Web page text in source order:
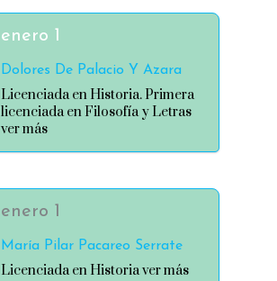
Dolores De Palacio Y Azara
enero 1
Licenciada en Historia. Primera
licenciada en Filosofía y Letras
ver más
María Pilar Pacareo Serrate
enero 1
Licenciada en Historia ver más